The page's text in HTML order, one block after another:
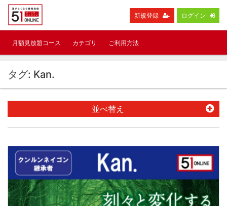
新規登録 ログイン
月額見放題コース カテゴリ ご利用方法
タグ: Kan.
並べ替え